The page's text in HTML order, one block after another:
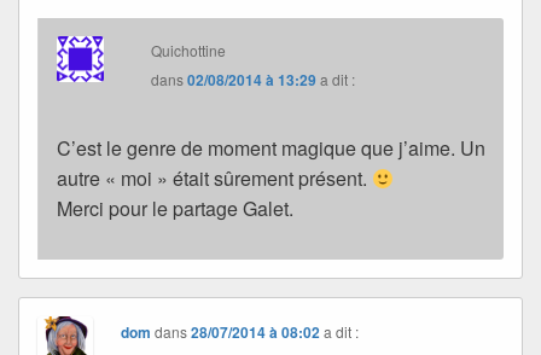
Quichottine
dans02/08/2014 à 13:29a dit :
C’est le genre de moment magique que j’aime. Un
autre « moi » était sûrement présent.
Merci pour le partage Galet.
dom dans28/07/2014 à 08:02 a dit :